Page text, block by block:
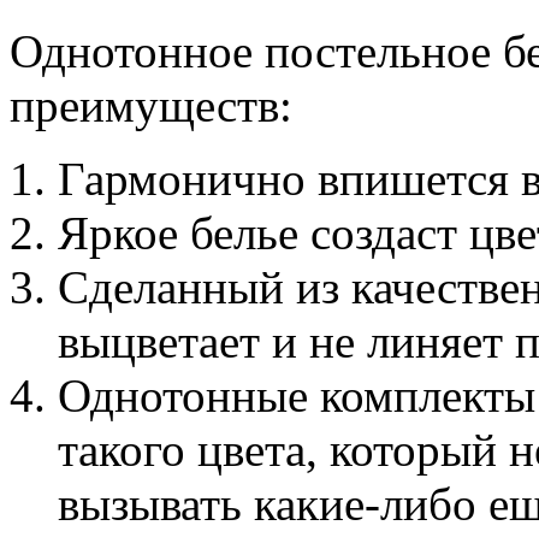
Однотонное постельное
преимуществ:
Гармонично впишется
Яркое белье создаст
Сделанный из
выцветает и не линяет
Однотонные
такого цвета, который
вызывать какие-либо